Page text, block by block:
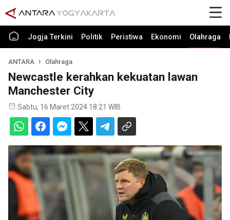
Jogja Terkini Politik Peristiwa Ekonomi Olahraga
ANTARA Olahraga
Newcastle kerahkan kekuatan lawan
Manchester City
Sabtu, 16 Maret 2024 18:21 WIB